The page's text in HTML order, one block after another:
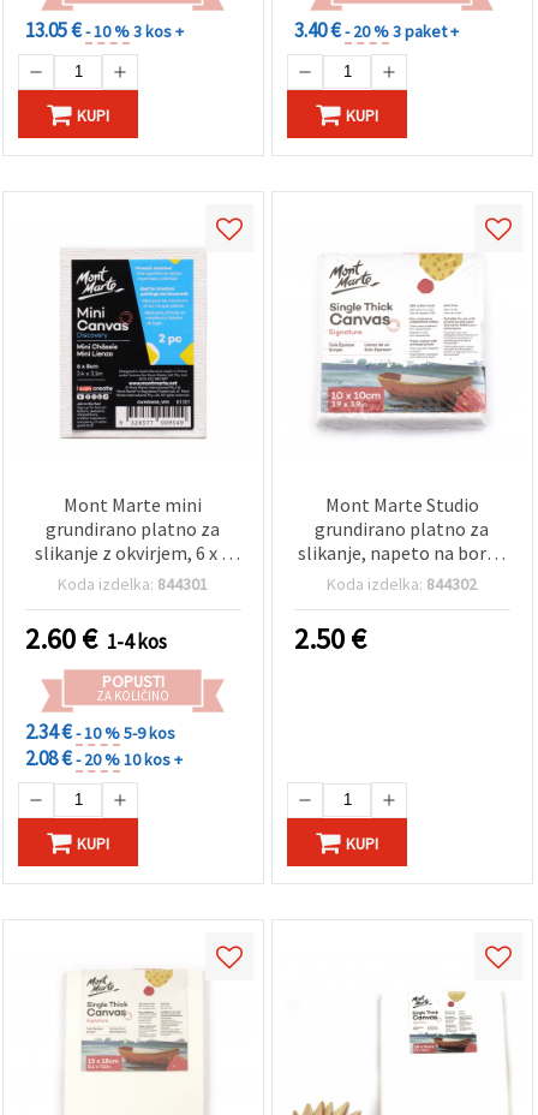
13.05 €- 10 %3 kos +
KUPI
3.40 €- 20 %3 paket +
KUPI
Mont Marte mini
grundirano platno za
slikanje z okvirjem, 6 x 8
cm, 2 kosa
Koda izdelka: 844301
2.60€ 1-4 kos
POPUSTI
ZA KOLIČINO
2.34 €- 10 %5-9 kos
2.08 €- 20 %10 kos +
KUPI
Mont Marte Studio
grundirano platno za
slikanje, napeto na borov
podokvir S.T., 10 × 10 cm
Koda izdelka: 844302
2.50€
KUPI